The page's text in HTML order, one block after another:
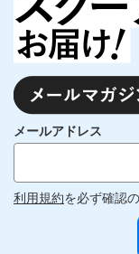
メールアドレス
利用規約を必ず確認